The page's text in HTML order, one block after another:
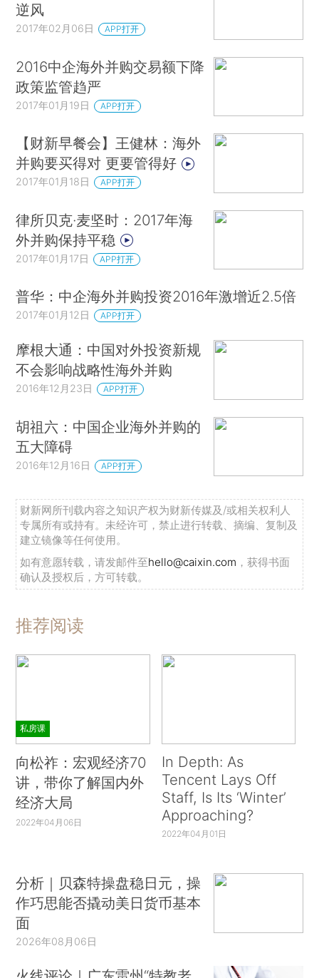
逆风
2017年02月06日 APP打开
2016中企海外并购交易额下降
政策监管趋严
2017年01月19日 APP打开
【财新早餐会】王健林：海外
并购要买得对 更要管得好
2017年01月18日 APP打开
律所贝克·麦坚时：2017年海
外并购保持平稳
2017年01月17日 APP打开
普华：中企海外并购投资2016年激增近2.5倍
2017年01月12日 APP打开
摩根大通：中国对外投资新规
不会影响战略性海外并购
2016年12月23日 APP打开
胡祖六：中国企业海外并购的
五大障碍
2016年12月16日 APP打开
财新网所刊载内容之知识产权为财新传媒及/或相关权利人
专属所有或持有。未经许可，禁止进行转载、摘编、复制及
建立镜像等任何使用。
如有意愿转载，请发邮件至hello@caixin.com ，获得书面
确认及授权后，方可转载。
推荐阅读
私房课
向松祚：宏观经济70
讲，带你了解国内外
经济大局
2022年04月06日
In Depth: As
Tencent Lays Off
Staff, Is Its ‘Winter’
Approaching?
2022年04月01日
分析｜贝森特操盘稳日元，操
作巧思能否撬动美日货币基本
面
2026年08月06日